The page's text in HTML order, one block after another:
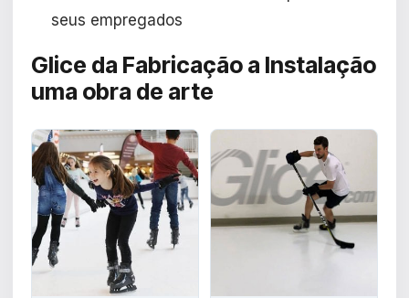
seus empregados
Glice da Fabricação a Instalação
uma obra de arte